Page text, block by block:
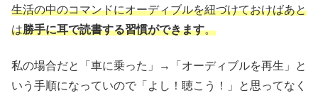
生活の中のコマンドにオーディブルを紐づけておけばあと
は勝手に耳で読書する習慣ができます。
私の場合だと「車に乗った」→「オーディブルを再生」と
いう手順になっていので「よし！聴こう！」と思ってなく